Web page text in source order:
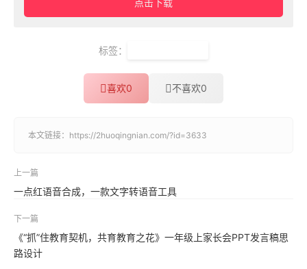
点击下载
标签：
喜欢0 不喜欢0
本文链接： https://2huoqingnian.com/?id=3633
上一篇
一点红语音合成，一款文字转语音工具
下一篇
《“抓”住教育契机，共育教育之花》一年级上家长会PPT发言稿思
路设计